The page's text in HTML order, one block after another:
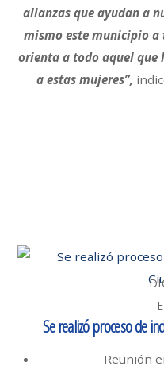
alianzas que ayudan a
mismo este municipio a
orienta a todo aquel
a estas mujeres”,
Se realizó proceso de
Reunión